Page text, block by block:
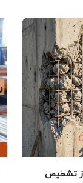
تشخیص